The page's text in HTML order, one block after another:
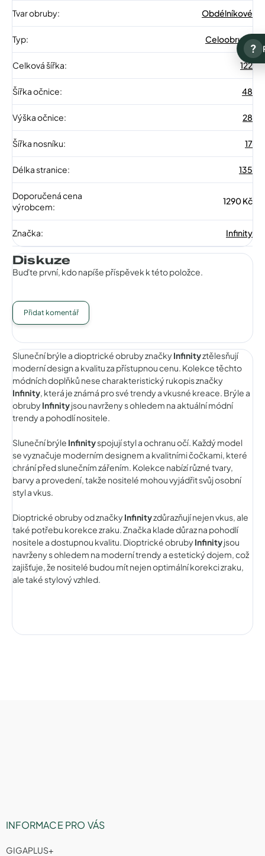
Tvar obruby: Obdélníkové
Typ: Celoobruba
Celková šířka: 122
Šířka očnice: 48
Výška očnice: 28
Šířka nosníku: 17
Délka stranice: 135
Doporučená cena
výrobcem:
1290 Kč
Značka: Infinity
Diskuze
Buďte první, kdo napíše příspěvek k této položce.
Přidat komentář
Sluneční brýle a dioptrické obruby značkyInfinityztělesňují
moderní design a kvalitu za přístupnou cenu. Kolekce těchto
módních doplňků nese charakteristický rukopis značky
Infinity, která je známá pro své trendy a vkusné kreace. Brýle a
obrubyInfinityjsou navrženy s ohledem na aktuální módní
trendy a pohodlí nositele.
Sluneční brýle Infinityspojují styl a ochranu očí. Každý model
se vyznačuje moderním designem a kvalitními čočkami, které
chrání před slunečním zářením. Kolekce nabízí různé tvary,
barvy a provedení, takže nositelé mohou vyjádřit svůj osobní
styl a vkus.
Dioptrické obruby od značkyInfinityzdůrazňují nejen vkus, ale
také potřebu korekce zraku. Značka klade důraz na pohodlí
nositele a dostupnou kvalitu. Dioptrické obrubyInfinityjsou
navrženy s ohledem na moderní trendy a estetický dojem, což
zajišťuje, že nositelé budou mít nejen optimální korekci zraku,
ale také stylový vzhled.
INFORMACE PRO VÁS
GIGAPLUS+
?